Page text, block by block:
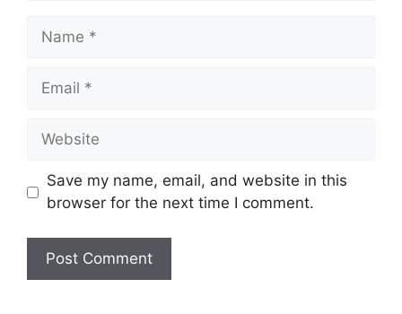
Name
Email
Website
Save my name, email, and website in this
browser for the next time I comment.